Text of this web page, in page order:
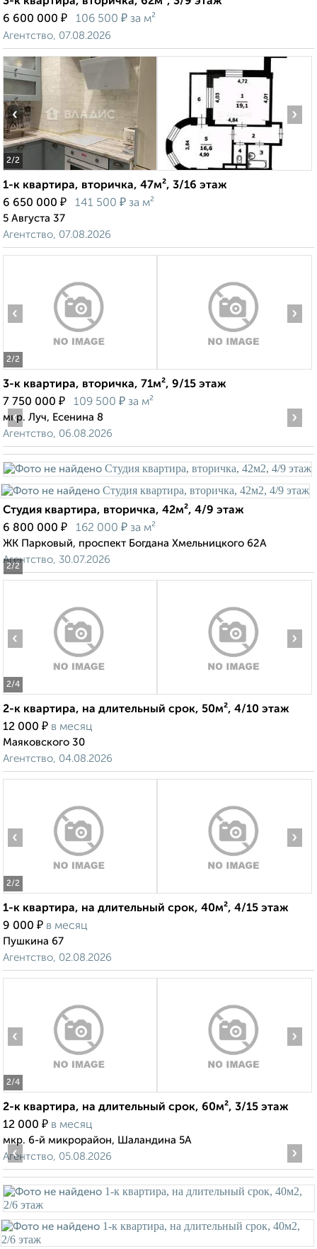
6 600 000 ₽ 106 500 ₽ за м²
Агентство, 07.08.2026
2/2
‹ ›
1-к квартира, вторичка, 47м², 3/16 этаж
6 650 000 ₽ 141 500 ₽ за м²
5 Августа 37
Агентство, 07.08.2026
2/2
‹ ›
3-к квартира, вторичка, 71м², 9/15 этаж
7 750 000 ₽ 109 500 ₽ за м²
мкр. Луч, Есенина 8
Агентство, 06.08.2026
2/2
‹ ›
Студия квартира, вторичка, 42м², 4/9 этаж
6 800 000 ₽ 162 000 ₽ за м²
ЖК Парковый, проспект Богдана Хмельницкого 62А
Агентство, 30.07.2026
2/4
‹ ›
2-к квартира, на длительный срок, 50м², 4/10 этаж
12 000 ₽ в месяц
Маяковского 30
Агентство, 04.08.2026
2/2
‹ ›
1-к квартира, на длительный срок, 40м², 4/15 этаж
9 000 ₽ в месяц
Пушкина 67
Агентство, 02.08.2026
2/4
‹ ›
2-к квартира, на длительный срок, 60м², 3/15 этаж
12 000 ₽ в месяц
мкр. 6-й микрорайон, Шаландина 5А
Агентство, 05.08.2026
‹ ›